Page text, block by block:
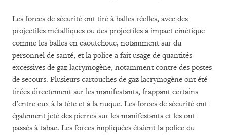
Les forces de sécurité ont tiré à balles réelles, avec des
projectiles métalliques ou des projectiles à impact cinétique
comme les balles en caoutchouc, notamment sur du
personnel de santé, et la police a fait usage de quantités
excessives de gaz lacrymogène, notamment contre des postes
de secours. Plusieurs cartouches de gaz lacrymogène ont été
tirées directement sur les manifestants, frappant certains
d’entre eux à la tête et à la nuque. Les forces de sécurité ont
également jeté des pierres sur les manifestants et les ont
passés à tabac. Les forces impliquées étaient la police du